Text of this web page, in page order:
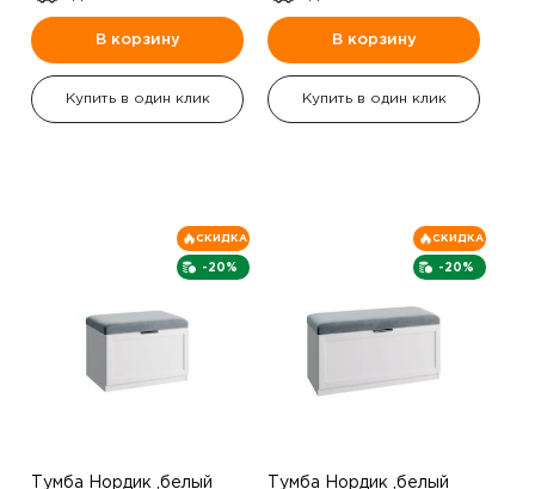
В корзину
Купить в один клик
В корзину
Купить в один клик
-20%
СКИДКА
Тумба Нордик ,белый
-20%
СКИДКА
Тумба Нордик ,белый